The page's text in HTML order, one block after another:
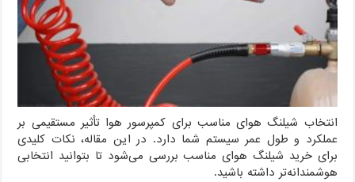
انتخاب شیلنگ هوای مناسب برای کمپرسور هوا تأثیر مستقیمی بر
عملکرد و طول عمر سیستم شما دارد. در این مقاله، نکات کلیدی
برای خرید شیلنگ هوای مناسب بررسی می‌شود تا بتوانید انتخابی
هوشمندانه‌تر داشته باشید.